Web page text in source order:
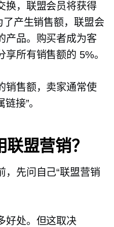
换，联盟会员将获得
产生销售额，联盟会
产品。购买者成为客
所有销售额的 5%。
销售额，卖家通常使
链接”。
盟营销？
，先问自己“联盟营销
好处。但这取决